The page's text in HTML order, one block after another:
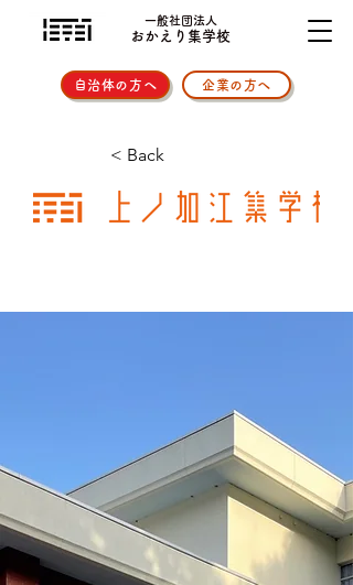
一般社団法人
おかえり集学校
自治体の方へ 企業の方へ
< Back